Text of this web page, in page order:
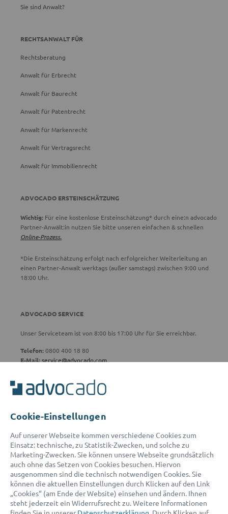
Sie sind Anwalt?
RECHTSANWALT FÜR
Rechtsberatung
Anwalt für Erbrecht
Anwalt für Baurecht
Anwalt für Patentrecht
Anwalt für Markenrecht
Anwalt für Vertragsrecht
Anwalt für Immobilienrecht
ADVOCADO ERSTEINSCHÄTZUNG
Wichtig: Für eine kostenlose Ersteinschätzung* durch eine:n advocado
Partner-Anwält:in nutzen Sie bitte unseren einfachen & schnellen
Online-Prozess.
*Die Ersteinschätzung erfolgt nach erfolgreicher Weiterleitung an
einen Partner-Anwalt werktags (außer samstags) zwischen 9:00 und
18:00 Uhr.
ADVOCADO SERVICE
Unser Serviceteam ist von 8:00 bis 17:00 Uhr für Sie erreichbar.
Telefon:0800 400 18 80
E-Mail:service@advocado.com
© 2026 advocado - einfach online den passenden Rechtsanwalt finden
Auszeichnungen:
Cookie-Einstellungen
Auf unserer Webseite kommen verschiedene Cookies zum
Einsatz: technische, zu Statistik-Zwecken, und solche zu
Marketing-Zwecken. Sie können unsere Webseite grundsätzlich
auch ohne das Setzen von Cookies besuchen. Hiervon
ausgenommen sind die technisch notwendigen Cookies. Sie
können die aktuellen Einstellungen durch Klicken auf den Link
„Cookies“ (am Ende der Website) einsehen und ändern. Ihnen
steht jederzeit ein Widerrufsrecht zu. Weitere Informationen